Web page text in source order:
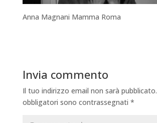
Anna Magnani Mamma Roma
Invia commento
Il tuo indirizzo email non sarà pubblicato.
obbligatori sono contrassegnati *